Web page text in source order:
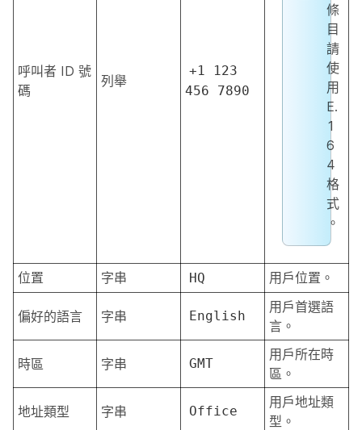
呼叫者 ID 號
碼
列舉
+1 123
456 7890
條
目
請
使
用
E.
1
6
4
格
式
。
位置 字串 HQ 用戶位置。
偏好的語言 字串 English
用戶首選語
言。
時區 字串 GMT
用戶所在時
區。
地址類型 字串 Office
用戶地址類
型。